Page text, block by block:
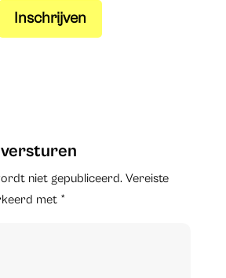
Inschrijven
niet gepubliceerd. Vereiste
met *